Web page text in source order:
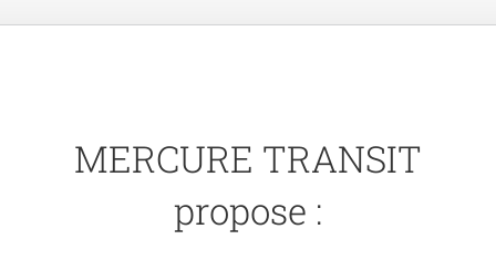
MERCURE TRANSIT
propose :